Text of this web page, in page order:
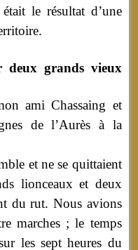
le résultat d’une
deux grands vieux
ami Chassaing et
de l’Aurès à la
et ne se quittaient
lionceaux et deux
du rut. Nous avions
marches ; le temps
les sept heures du